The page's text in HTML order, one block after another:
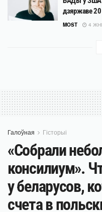
дзяржаве
MOST 4
Галоўная Гісторыі
«Собрали
консилиум».
у беларусов,
счета в